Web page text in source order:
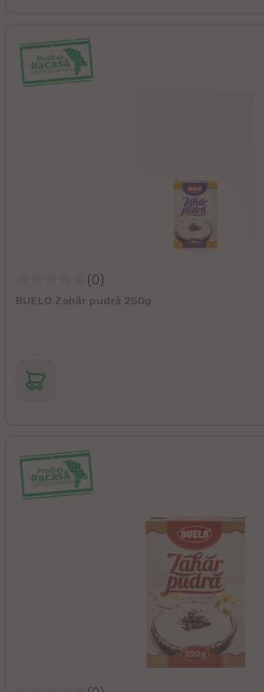
(0)
BUELO Zahăr pudră 250g